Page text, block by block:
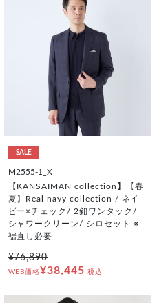
SALE
M2555-1_X
【KANSAIMAN collection】【春
夏】Real navy collection / ネイ
ビー×チェック/ 2釦ワンタック/
シャワークリーン/ シロセット ※
裾直し必要
¥76,890
WEB価格¥38,445 税込